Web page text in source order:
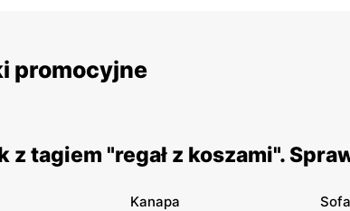
promocyjne
tagiem "regał z koszami".
Kanapa Sofa